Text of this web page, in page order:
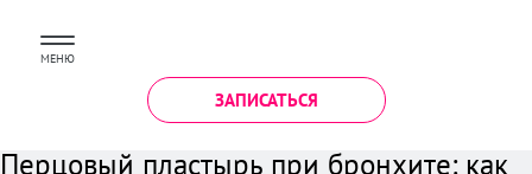
МЕНЮ
ЗАПИСАТЬСЯ
Перцовый пластырь при бронхите: как